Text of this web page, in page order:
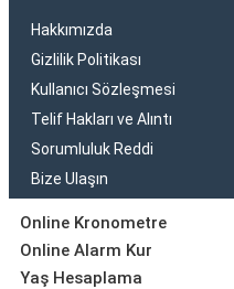
Hakkımızda
Gizlilik Politikası
Kullanıcı Sözleşmesi
Telif Hakları ve Alıntı
Sorumluluk Reddi
Bize Ulaşın
Online Kronometre
Online Alarm Kur
Yaş Hesaplama